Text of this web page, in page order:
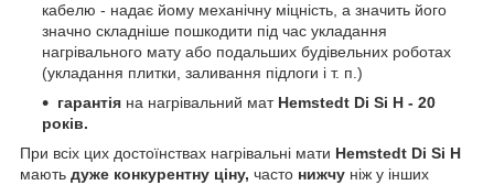
кабелю - надає йому механічну міцність, а значить його
значно складніше пошкодити під час укладання
нагрівального мату або подальших будівельних роботах
(укладання плитки, заливання підлоги і т. п.)
гарантія на нагрівальний мат Hemstedt Di Si H - 20
років.
При всіх цих достоїнствах нагрівальні мати Hemstedt Di Si H
мають дуже конкурентну ціну, часто нижчу ніж у інших